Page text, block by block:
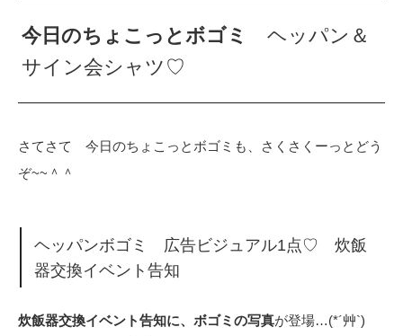
今日のちょこっとボゴミヘッパン＆
サイン会シャツ♡
さてさて 今日のちょこっとボゴミも、さくさくーっとどう
ぞ~~＾＾
ヘッパンボゴミ 広告ビジュアル1点♡ 炊飯
器交換イベント告知
炊飯器交換イベント告知に、ボゴミの写真が登場…(*´艸`)